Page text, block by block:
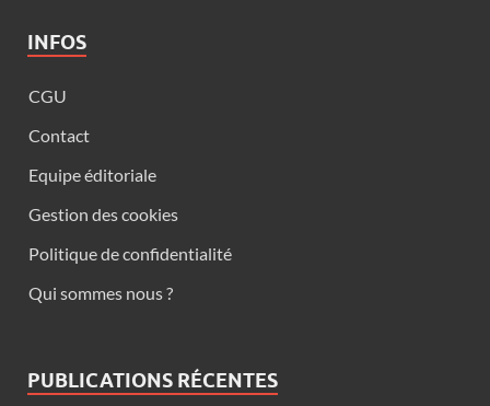
INFOS
CGU
Contact
Equipe éditoriale
Gestion des cookies
Politique de confidentialité
Qui sommes nous ?
PUBLICATIONS RÉCENTES